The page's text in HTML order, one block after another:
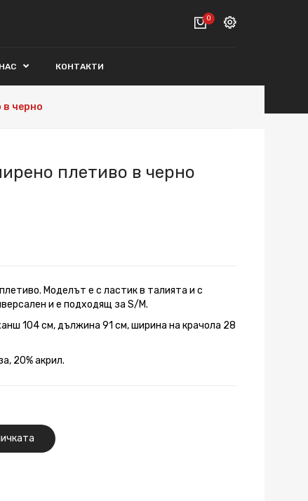
0
ВАШАТА КОЛИЧКА Е ПРАЗНА.
:
КОНТАКТИ
черно
плетиво в черно
Моделът е с ластик в талията и с
и е подходящ за S/M.
104 см, дължина 91 см, ширина на крачола 28
20% акрил.